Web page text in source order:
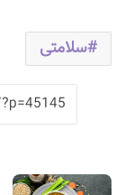
سلامتی